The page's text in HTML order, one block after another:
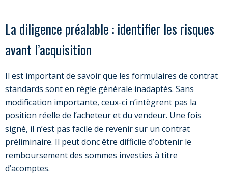
La diligence préalable : identifier les risques
avant l’acquisition
Il est important de savoir que les formulaires de contrat
standards sont en règle générale inadaptés. Sans
modification importante, ceux-ci n’intègrent pas la
position réelle de l’acheteur et du vendeur. Une fois
signé, il n’est pas facile de revenir sur un contrat
préliminaire. Il peut donc être difficile d’obtenir le
remboursement des sommes investies à titre
d’acomptes.